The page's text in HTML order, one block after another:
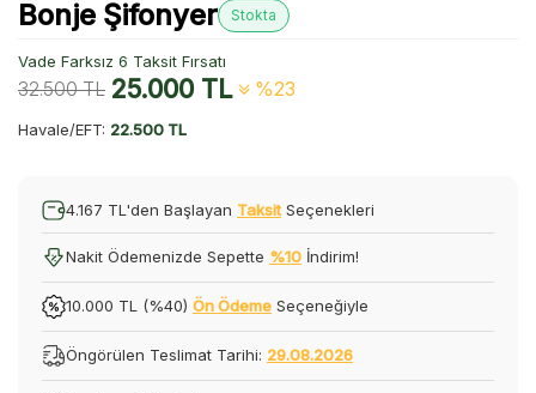
Bonje Şifonyer Stokta
Vade Farksız 6 Taksit Fırsatı
32.500TL 25.000TL %23
Havale/EFT: 22.500 TL
4.167 TL'den Başlayan Taksit Seçenekleri
Nakit Ödemenizde Sepette %10 İndirim!
10.000 TL (%40) Ön Ödeme Seçeneğiyle
Öngörülen Teslimat Tarihi: 29.08.2026